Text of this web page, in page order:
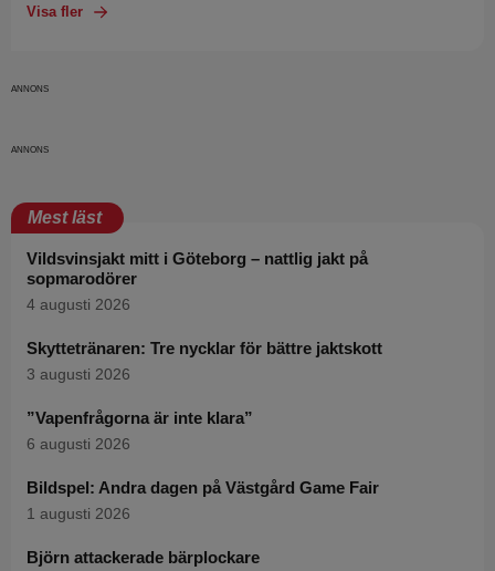
Visa fler
Mest läst
Vildsvinsjakt mitt i Göteborg – nattlig jakt på
sopmarodörer
4 augusti 2026
Skyttetränaren: Tre nycklar för bättre jaktskott
3 augusti 2026
”Vapenfrågorna är inte klara”
6 augusti 2026
Bildspel: Andra dagen på Västgård Game Fair
1 augusti 2026
Björn attackerade bärplockare